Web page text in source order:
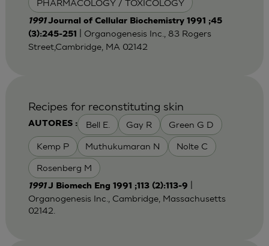
PHARMACOLOGY / TOXICOLOGY
1991Journal of Cellular Biochemistry 1991 ;45
(3):245-251
| Organogenesis Inc., 83 Rogers
Street,Cambridge, MA 02142
AUTORES : Bell E. Gay R Green G D
Kemp P Muthukumaran N Nolte C
Rosenberg M
Recipes for reconstituting skin
1991J Biomech Eng 1991 ;113 (2):113-9
Organogenesis Inc., Cambridge, Massachusetts
02142.